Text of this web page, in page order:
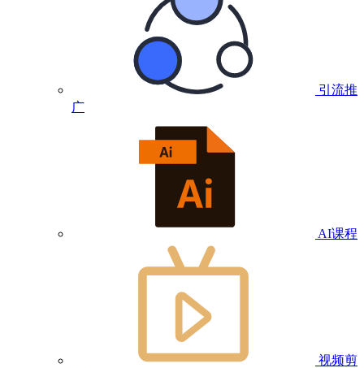
引流推
广
AI课程
视频剪